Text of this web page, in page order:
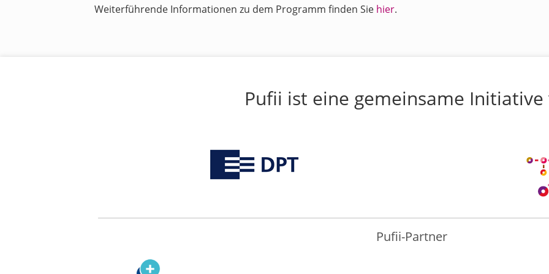
Weiterführende Informationen zu dem Programm finden Sie hier.
Pufii ist eine gemeinsame Initiative
Pufii-Partner